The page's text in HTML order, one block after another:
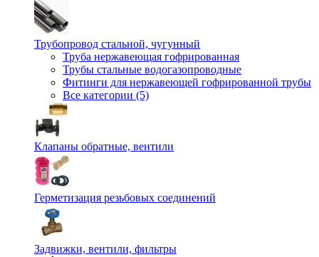
Трубопровод стальной, чугунный
Труба нержавеющая гофрированная
Трубы стальные водогазопроводные
Фитинги для нержавеющей гофрированной трубы
Все категории (5)
Клапаны обратные, вентили
Герметизация резьбовых соединений
Задвижки, вентили, фильтры